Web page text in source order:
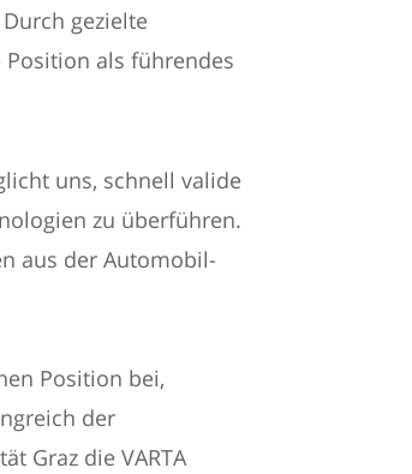
gezielte
Position als führendes
uns, schnell valide
zu überführen.
aus der Automobil-
Position bei,
der
Graz die VARTA